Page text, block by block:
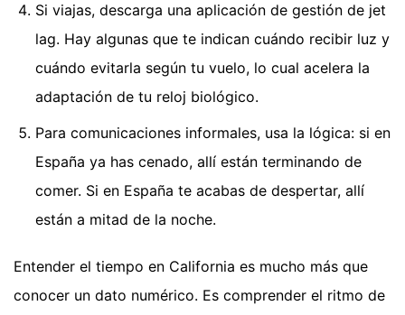
Si viajas, descarga una aplicación de gestión de jet
lag. Hay algunas que te indican cuándo recibir luz y
cuándo evitarla según tu vuelo, lo cual acelera la
adaptación de tu reloj biológico.
Para comunicaciones informales, usa la lógica: si en
España ya has cenado, allí están terminando de
comer. Si en España te acabas de despertar, allí
están a mitad de la noche.
Entender el tiempo en California es mucho más que
conocer un dato numérico. Es comprender el ritmo de